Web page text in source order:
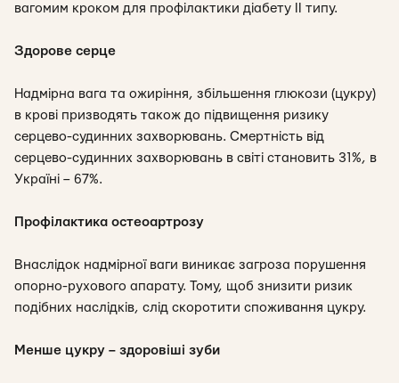
вагомим кроком для профілактики діабету ІІ типу.
Здорове серце
Надмірна вага та ожиріння, збільшення глюкози (цукру)
в крові призводять також до підвищення ризику
серцево-судинних захворювань. Смертність від
серцево-судинних захворювань в світі становить 31%, в
Україні – 67%.
Профілактика остеоартрозу
Внаслідок надмірної ваги виникає загроза порушення
опорно-рухового апарату. Тому, щоб знизити ризик
подібних наслідків, слід скоротити споживання цукру.
Менше цукру – здоровіші зуби